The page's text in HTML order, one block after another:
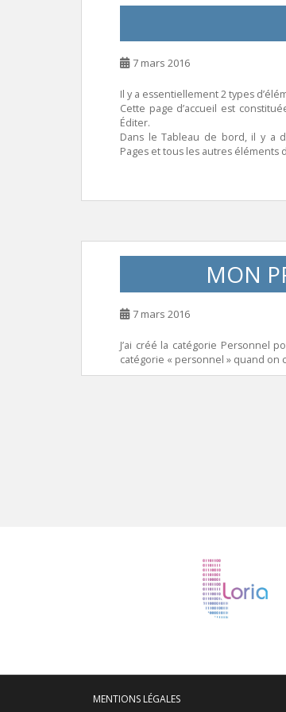
7 mars 2016
Il y a essentiellement 2 types
Cette page d’accueil est
Éditer.
Dans le Tableau de bord, il y a
Pages et tous les autres éléments
MON
7 mars 2016
J’ai créé la catégorie Personnel
catégorie « personnel » quand on
MENTIONS LÉGALES